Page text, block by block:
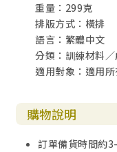
重量：299克
排版方式：橫排
語言：繁體中文
分類：訓練材料
適用對象：適用所
購物說明
訂單備貨時間約